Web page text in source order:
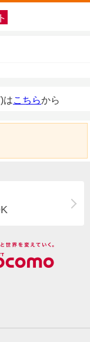
はこちらから